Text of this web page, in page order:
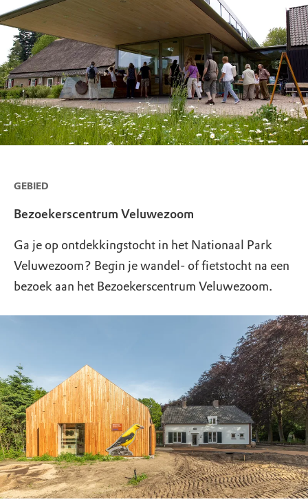
GEBIED
Bezoekerscentrum Veluwezoom
Ga je op ontdekkingstocht in het Nationaal Park
Veluwezoom? Begin je wandel- of fietstocht na een
bezoek aan het Bezoekerscentrum Veluwezoom.